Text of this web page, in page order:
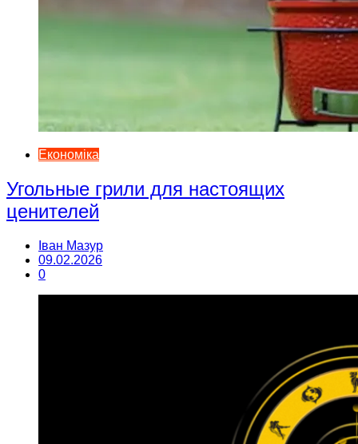
Економіка
Угольные грили для настоящих
ценителей
Іван Мазур
09.02.2026
0